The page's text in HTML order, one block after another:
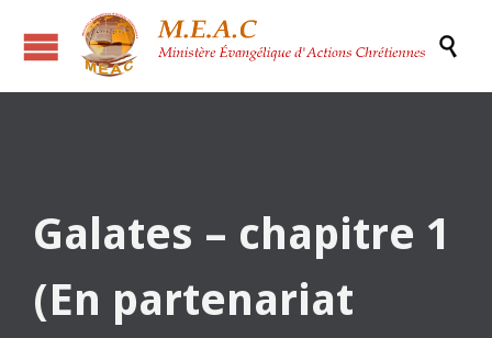

Galates – chapitre 1
(En partenariat